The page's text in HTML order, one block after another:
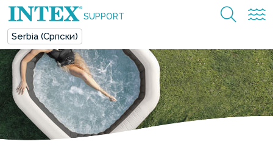
SUPPORT
Serbia (Српски)